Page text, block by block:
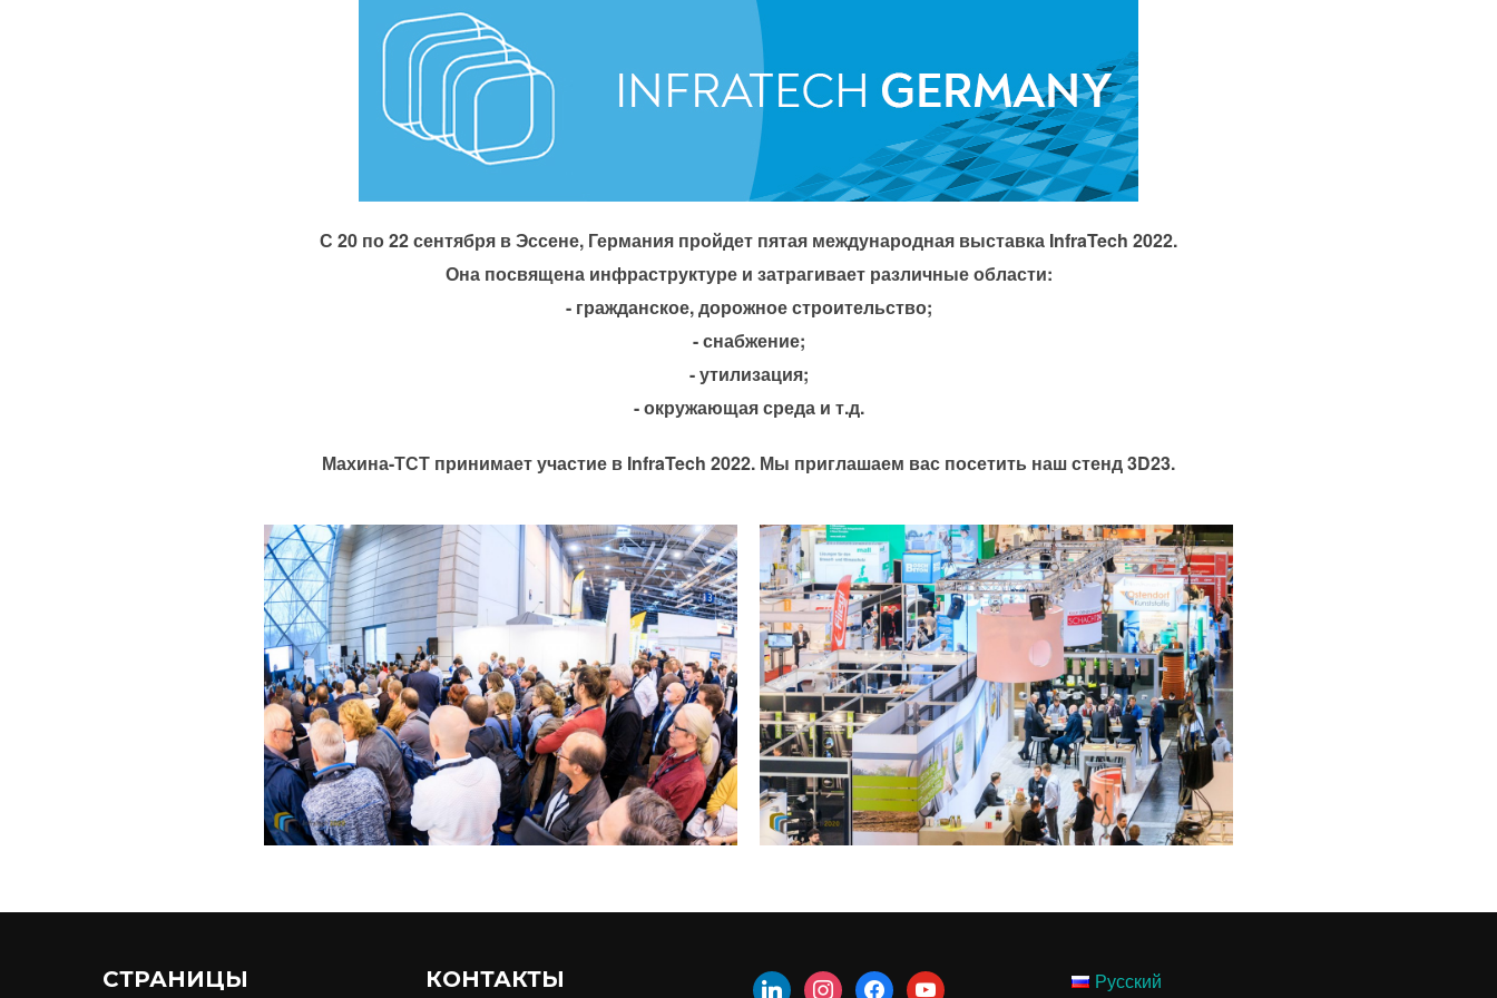
С 20 по 22 сентября в Эссене, Германия пройдет пятая международная выставка InfraTech 2022.
Она посвящена инфраструктуре и затрагивает различные области:
- гражданское, дорожное строительство;
- снабжение;
- утилизация;
- окружающая среда и т.д.
Махина-ТСТ принимает участие в InfraTech 2022. Мы приглашаем вас посетить наш стенд 3D23.
СТРАНИЦЫ КОНТАКТЫ linkedininstagramfacebookyoutube
Русский